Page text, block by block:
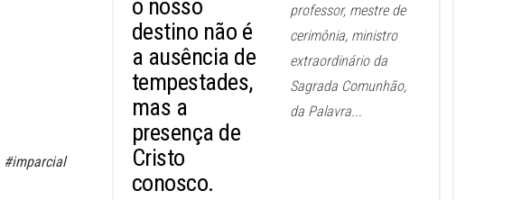
#imparcial
o nosso
destino não é
a ausência de
tempestades,
mas a
presença de
Cristo
conosco.
professor, mestre de
cerimônia, ministro
extraordinário da
Sagrada Comunhão,
da Palavra...